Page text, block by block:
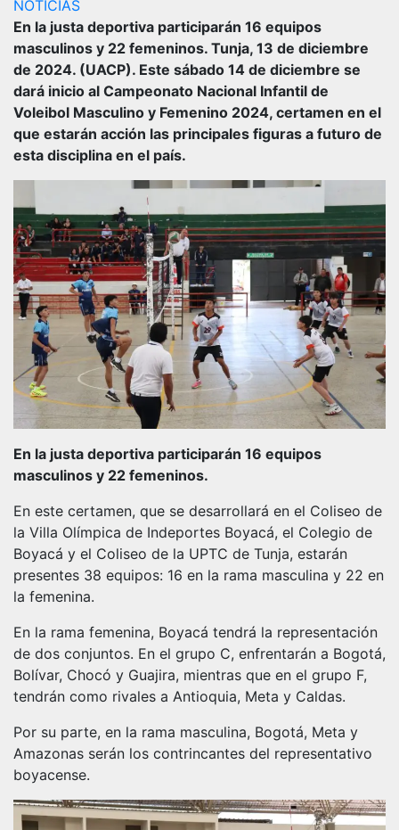
NOTICIAS
En la justa deportiva participarán 16 equipos
masculinos y 22 femeninos. Tunja, 13 de diciembre
de 2024. (UACP). Este sábado 14 de diciembre se
dará inicio al Campeonato Nacional Infantil de
Voleibol Masculino y Femenino 2024, certamen en el
que estarán acción las principales figuras a futuro de
esta disciplina en el país.
En la justa deportiva participarán 16 equipos
masculinos y 22 femeninos.
En este certamen, que se desarrollará en el Coliseo de
la Villa Olímpica de Indeportes Boyacá, el Colegio de
Boyacá y el Coliseo de la UPTC de Tunja, estarán
presentes 38 equipos: 16 en la rama masculina y 22 en
la femenina.
En la rama femenina, Boyacá tendrá la representación
de dos conjuntos. En el grupo C, enfrentarán a Bogotá,
Bolívar, Chocó y Guajira, mientras que en el grupo F,
tendrán como rivales a Antioquia, Meta y Caldas.
Por su parte, en la rama masculina, Bogotá, Meta y
Amazonas serán los contrincantes del representativo
boyacense.